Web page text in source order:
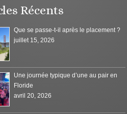
Récents
Que se passe-t-il après le placement ?
juillet 15, 2026
Une journée typique d’une au pair en
Floride
avril 20, 2026